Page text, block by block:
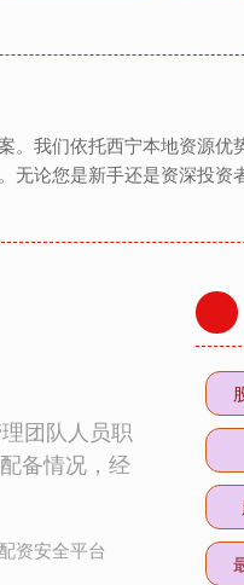
我们依托西宁本地资源
论您是新手还是资深投
团队人员职
备情况，经
配资安全平台